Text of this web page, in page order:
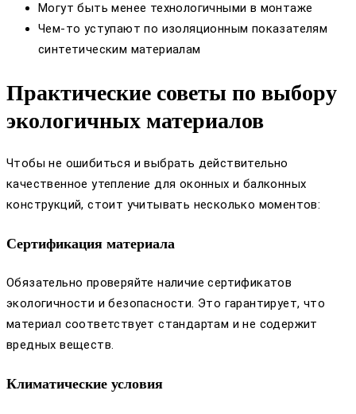
Могут быть менее технологичными в монтаже
Чем-то уступают по изоляционным показателям
синтетическим материалам
Практические советы по выбору
экологичных материалов
Чтобы не ошибиться и выбрать действительно
качественное утепление для оконных и балконных
конструкций, стоит учитывать несколько моментов:
Сертификация материала
Обязательно проверяйте наличие сертификатов
экологичности и безопасности. Это гарантирует, что
материал соответствует стандартам и не содержит
вредных веществ.
Климатические условия